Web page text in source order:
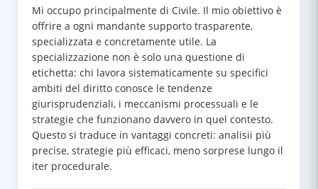
Mi occupo principalmente di Civile. Il mio obiettivo è
offrire a ogni mandante supporto trasparente,
specializzata e concretamente utile. La
specializzazione non è solo una questione di
etichetta: chi lavora sistematicamente su specifici
ambiti del diritto conosce le tendenze
giurisprudenziali, i meccanismi processuali e le
strategie che funzionano davvero in quel contesto.
Questo si traduce in vantaggi concreti: analisii più
precise, strategie più efficaci, meno sorprese lungo il
iter procedurale.